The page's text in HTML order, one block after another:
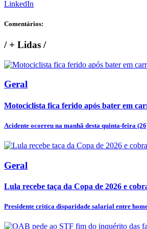
LinkedIn
Comentários:
/+ Lidas /
Geral
Motociclista fica ferido após bater em
Acidente ocorreu na manhã desta quinta-feira
Geral
Lula recebe taça da Copa de 2026 e
Presidente critica disparidade salarial entre